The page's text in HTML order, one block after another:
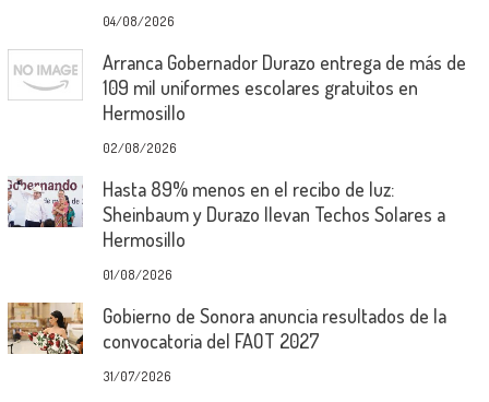
04/08/2026
Arranca Gobernador Durazo entrega de más de
109 mil uniformes escolares gratuitos en
Hermosillo
02/08/2026
Hasta 89% menos en el recibo de luz:
Sheinbaum y Durazo llevan Techos Solares a
Hermosillo
01/08/2026
Gobierno de Sonora anuncia resultados de la
convocatoria del FAOT 2027
31/07/2026